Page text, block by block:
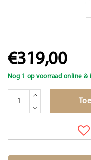
€319,00
Nog 1 op voorraad online